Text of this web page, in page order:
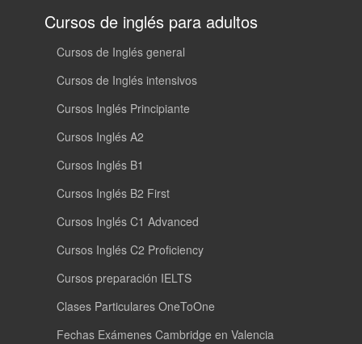
Cursos de inglés para adultos
Cursos de Inglés general
Cursos de Inglés intensivos
Cursos Inglés Principiante
Cursos Inglés A2
Cursos Inglés B1
Cursos Inglés B2 First
Cursos Inglés C1 Advanced
Cursos Inglés C2 Proficiency
Cursos preparación IELTS
Clases Particulares OneToOne
Fechas Exámenes Cambridge en Valencia